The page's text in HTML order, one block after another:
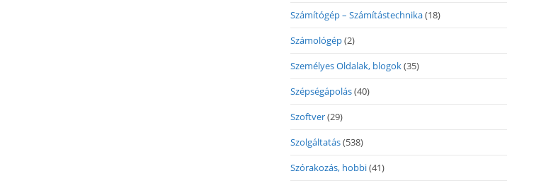
Számítógép – Számítástechnika(18)
Számológép(2)
Személyes Oldalak, blogok(35)
Szépségápolás(40)
Szoftver(29)
Szolgáltatás(538)
Szórakozás, hobbi(41)